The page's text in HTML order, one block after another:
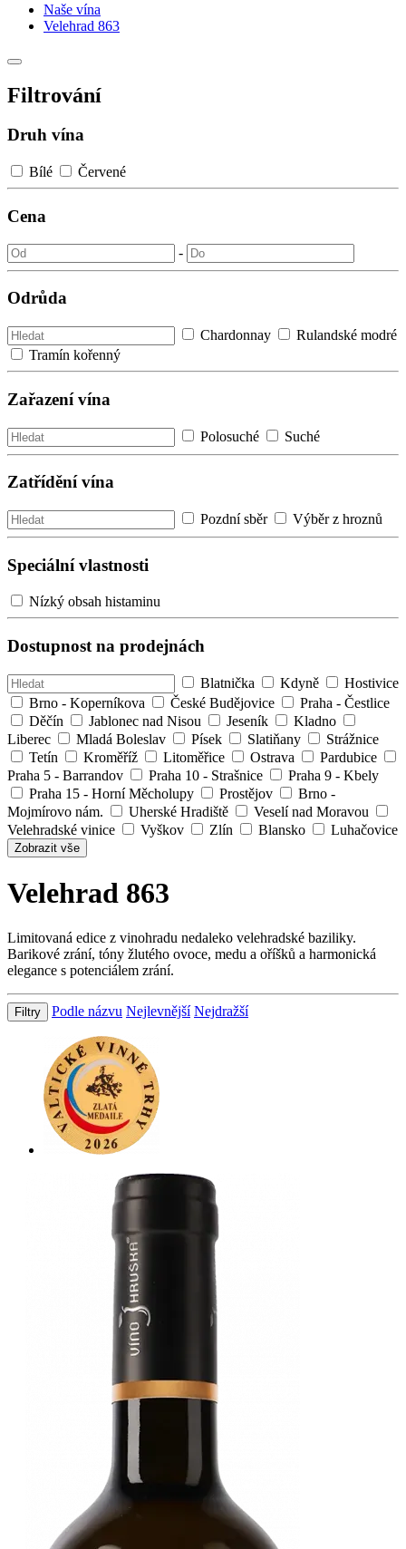
Naše vína
Velehrad 863
Filtrování
Druh vína
Bílé Červené
Cena
-
Odrůda
Chardonnay
Rulandské modré
Tramín kořenný
Zařazení vína
Polosuché Suché
Zatřídění vína
Pozdní sběr Výběr z hroznů
Speciální vlastnosti
Nízký obsah histaminu
Dostupnost na prodejnách
Blatnička Kdyně
Hostivice
Brno - Koperníkova
České Budějovice
Praha - Čestlice
Děčín
Jablonec nad Nisou Jeseník
Kladno
Liberec
Mladá Boleslav Písek Slatiňany
Strážnice
Tetín
Kroměříž Litoměřice Ostrava
Pardubice
Praha 5 - Barrandov
Praha 10 - Strašnice
Praha 9 - Kbely
Praha 15 - Horní Měcholupy
Prostějov
Brno -
Mojmírovo nám.
Uherské Hradiště
Veselí nad Moravou
Velehradské vinice
Vyškov Zlín Blansko Luhačovice
Zobrazit vše
Velehrad 863
Limitovaná edice z vinohradu nedaleko velehradské baziliky.
Barikové zrání, tóny žlutého ovoce, medu a oříšků a harmonická
elegance s potenciálem zrání.
Filtry Podle názvu Nejlevnější Nejdražší